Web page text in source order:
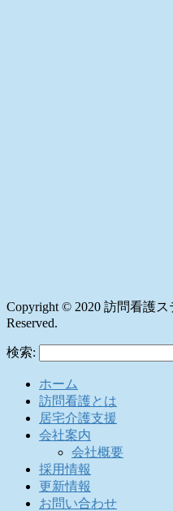
Copyright © 2020 訪問看護
Reserved.
検索:
ホーム
訪問看護とは
居宅介護支援
会社案内
会社概要
採用情報
更新情報
お問い合わせ